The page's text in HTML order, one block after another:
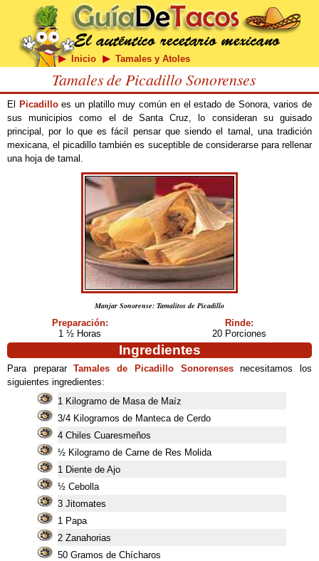
Inicio Tamales y Atoles
Tamales de Picadillo Sonorenses
El Picadilloes un platillo muy común en el estado de Sonora, varios de
sus municipios como el de Santa Cruz, lo consideran su guisado
principal, por lo que es fácil pensar que siendo el tamal, una tradición
mexicana, el picadillo también es suceptible de considerarse para rellenar
una hoja de tamal.
Manjar Sonorense: Tamalitos de Picadillo
Preparación:
1 ½ Horas
Rinde:
20 Porciones
Ingredientes
Para prepararTamales de Picadillo Sonorensesnecesitamos los
siguientes ingredientes:
1 Kilogramo de Masa de Maíz
3/4 Kilogramos de Manteca de Cerdo
4 Chiles Cuaresmeños
½ Kilogramo de Carne de Res Molida
1 Diente de Ajo
½ Cebolla
3 Jitomates
1 Papa
2 Zanahorias
50 Gramos de Chícharos